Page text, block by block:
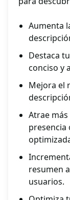
Aumenta
Destaca
conciso y
Mejora el
Atrae
presencia
resumen
usuarios.